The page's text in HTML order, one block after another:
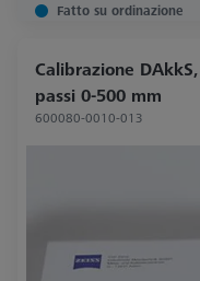
Fatto su ordinazione
Calibrazione
passi 0-500 mm
600080-0010-013